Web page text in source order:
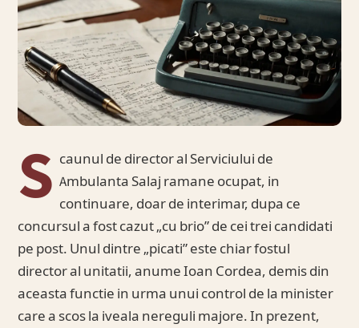
S caunul de director al Serviciului de
Ambulanta Salaj ramane ocupat, in
continuare, doar de interimar, dupa ce
concursul a fost cazut „cu brio” de cei trei candidati
pe post. Unul dintre „picati” este chiar fostul
director al unitatii, anume Ioan Cordea, demis din
aceasta functie in urma unui control de la minister
care a scos la iveala nereguli majore. In prezent,